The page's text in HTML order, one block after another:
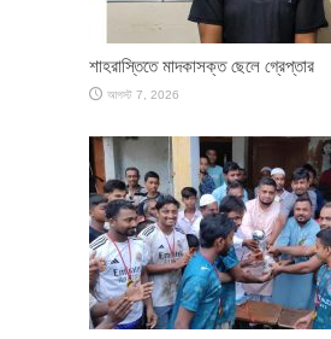
শাহরাস্তিতে মাদকাসক্ত ছেলে গ্রেপ্তার
আগস্ট 7, 2026